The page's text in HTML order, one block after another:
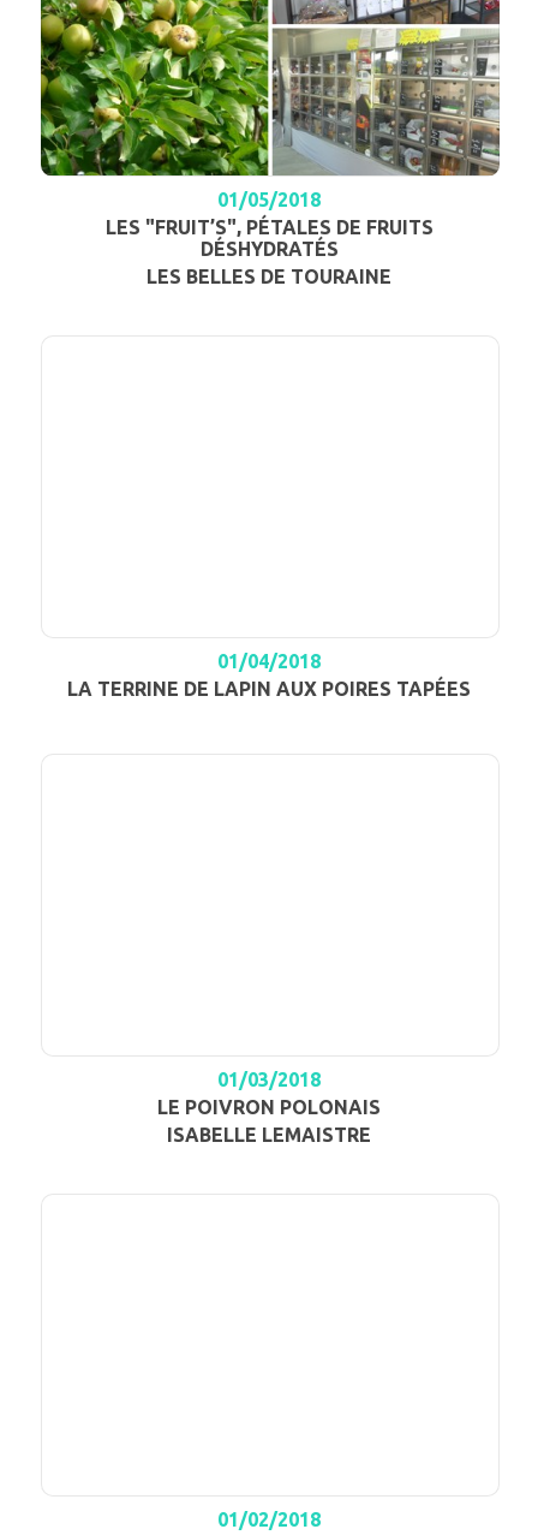
01/05/2018
LES "FRUIT’S", PÉTALES DE FRUITS
DÉSHYDRATÉS
LES BELLES DE TOURAINE
01/04/2018
LA TERRINE DE LAPIN AUX POIRES TAPÉES
01/03/2018
LE POIVRON POLONAIS
ISABELLE LEMAISTRE
01/02/2018